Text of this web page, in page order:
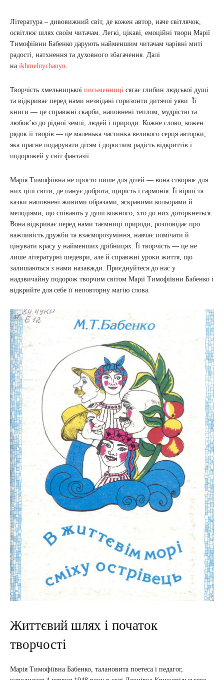
Література – дивовижний світ, де кожен автор, наче світлячок,
освітлює шлях своїм читачам. Легкі, цікаві, емоційні твори Марії
Тимофіївни Бабенко дарують найменшим читачам чарівні миті
радості, натхнення та духовного збагачення. Далі
на ikhmelnychanyn
Творчість хмельницької письменниці сягає глибин людської душі
та відкриває перед нами незвідані горизонти дитячої уяви. Її
книги — це справжні скарби, наповнені теплом, мудрістю та
любов’ю до рідної землі, людей і природи. Кожне слово, кожен
рядок її творів — це маленька частинка великого серця авторки,
яка прагне подарувати дітям і дорослим радість відкриттів і
подорожей у світ фантазії.
Марія Тимофіївна не просто пише для дітей — вона створює для
них цілі світи, де панує доброта, щирість і гармонія. Її вірші та
казки наповнені живими образами, яскравими кольорами й
мелодіями, що співають у душі кожного, хто до них доторкнеться.
Вона відкриває перед нами таємниці природи, розповідає про
важливість дружби та взаєморозуміння, навчає помічати й
цінувати красу у найменших дрібницях. Її творчість — це не
лише літературні шедеври, але й справжні уроки життя, що
залишаються з нами назавжди. Приєднуйтеся до нас у
надзвичайну подорож творчим світом Марії Тимофіївни Бабенко і
відкрийте для себе її неповторну магію слова.
Життєвий шлях і початок
творчості
Марія Тимофіївна Бабенко, талановита поетеса і педагог,